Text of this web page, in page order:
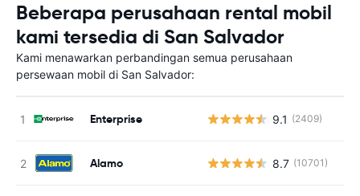
Beberapa perusahaan rental mobil
kami tersedia di San Salvador
Kami menawarkan perbandingan semua perusahaan
persewaan mobil di San Salvador:
Enterprise 9.1 (2409)
Alamo 8.7 (10701)